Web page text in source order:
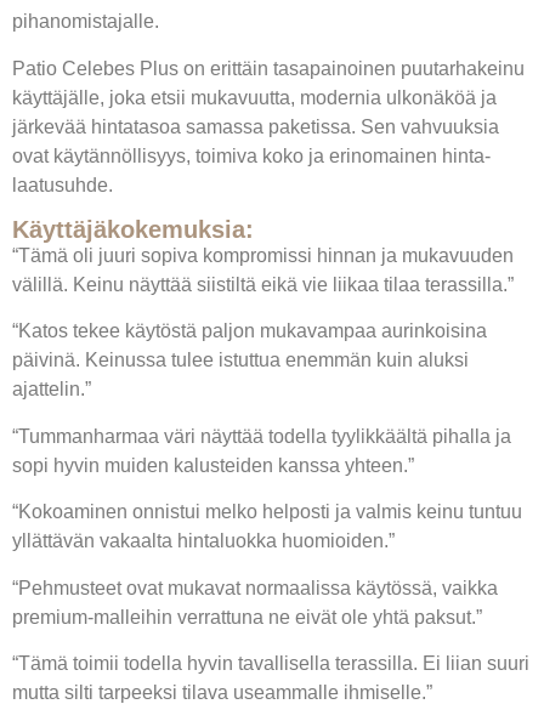
pihanomistajalle.
Patio Celebes Plus on erittäin tasapainoinen puutarhakeinu
käyttäjälle, joka etsii mukavuutta, modernia ulkonäköä ja
järkevää hintatasoa samassa paketissa. Sen vahvuuksia
ovat käytännöllisyys, toimiva koko ja erinomainen hinta-
laatusuhde.
Käyttäjäkokemuksia:
“Tämä oli juuri sopiva kompromissi hinnan ja mukavuuden
välillä. Keinu näyttää siistiltä eikä vie liikaa tilaa terassilla.”
“Katos tekee käytöstä paljon mukavampaa aurinkoisina
päivinä. Keinussa tulee istuttua enemmän kuin aluksi
ajattelin.”
“Tummanharmaa väri näyttää todella tyylikkäältä pihalla ja
sopi hyvin muiden kalusteiden kanssa yhteen.”
“Kokoaminen onnistui melko helposti ja valmis keinu tuntuu
yllättävän vakaalta hintaluokka huomioiden.”
“Pehmusteet ovat mukavat normaalissa käytössä, vaikka
premium-malleihin verrattuna ne eivät ole yhtä paksut.”
“Tämä toimii todella hyvin tavallisella terassilla. Ei liian suuri
mutta silti tarpeeksi tilava useammalle ihmiselle.”